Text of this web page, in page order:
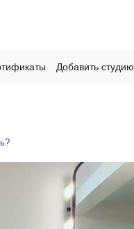
Добавить студию